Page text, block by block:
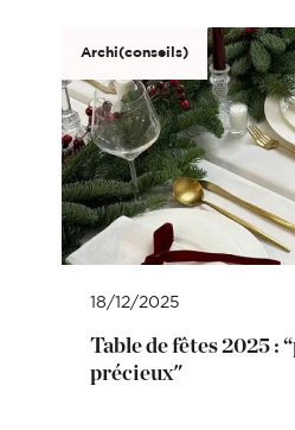
Archi(conseils)
18/12/2025
Table de fêtes 2025 :
précieux"